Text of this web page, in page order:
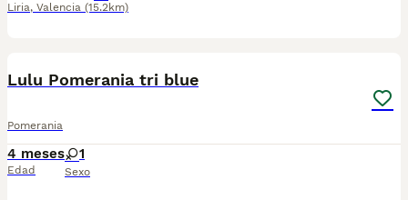
Liria, Valencia (15.2km)
Lulu Pomerania tri blue
Pomerania
4 meses
Edad
1
Sexo